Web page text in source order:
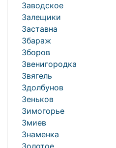
Заводское
Залещики
Заставна
Збараж
Зборов
Звенигородка
Звягель
Здолбунов
Зеньков
Зимогорье
Змиев
Знаменка
Золотое